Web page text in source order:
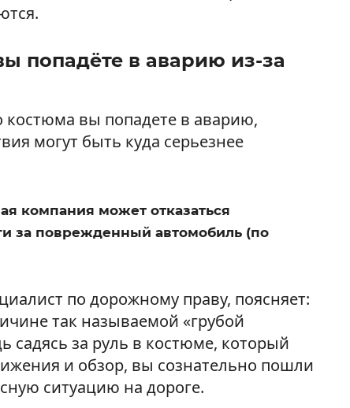
попадёте в аварию из-за
костюма вы попадете в аварию,
могут быть куда серьезнее
компания может отказаться
за поврежденный автомобиль (по
по дорожному праву, поясняет:
так называемой «грубой
садясь за руль в костюме, который
и обзор, вы сознательно пошли
ситуацию на дороге.